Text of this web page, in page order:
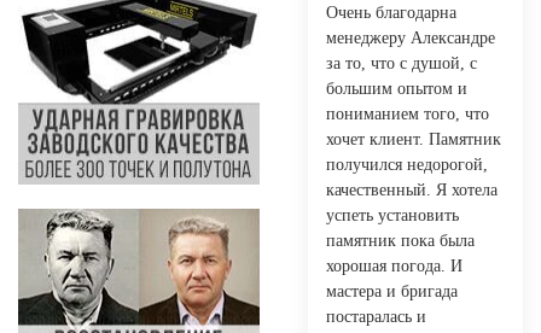
Очень благодарна
менеджеру Александре
за то, что с душой, с
большим опытом и
пониманием того, что
хочет клиент. Памятник
получился недорогой,
качественный. Я хотела
успеть установить
памятник пока была
хорошая погода. И
мастера и бригада
постаралась и